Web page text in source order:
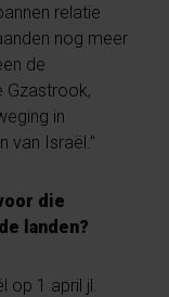
relatie
nog meer
de
Gzastrook,
in
van Israël.”
die
landen?
op 1 april jl.